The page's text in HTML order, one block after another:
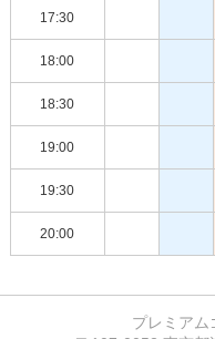
17:30
18:00
18:30
19:00
19:30
20:00
プレミアム